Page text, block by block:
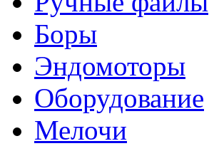
Боры
Эндомоторы
Оборудование
Мелочи